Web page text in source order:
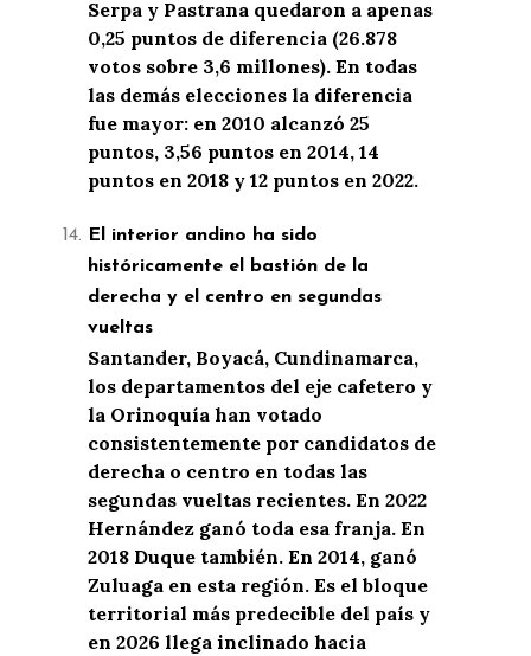
Serpa y Pastrana quedaron a apenas
0,25 puntos de diferencia (26.878
votos sobre 3,6 millones). En todas
las demás elecciones la diferencia
fue mayor: en 2010 alcanzó 25
puntos, 3,56 puntos en 2014, 14
puntos en 2018 y 12 puntos en 2022.
El interior andino ha sido
históricamente el bastión de la
derecha y el centro en segundas
vueltas
Santander, Boyacá, Cundinamarca,
los departamentos del eje cafetero y
la Orinoquía han votado
consistentemente por candidatos de
derecha o centro en todas las
segundas vueltas recientes. En 2022
Hernández ganó toda esa franja. En
2018 Duque también. En 2014, ganó
Zuluaga en esta región. Es el bloque
territorial más predecible del país y
en 2026 llega inclinado hacia